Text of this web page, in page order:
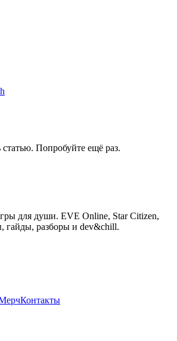
статью. Попробуйте ещё раз.
для души. EVE Online, Star Citizen,
гайды, разборы и dev&chill.
Контакты